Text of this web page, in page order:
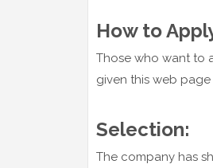
How to
Those who want to
given this web page
Selection:
The company has